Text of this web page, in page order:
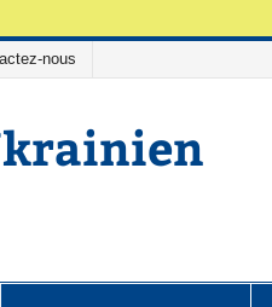
nous